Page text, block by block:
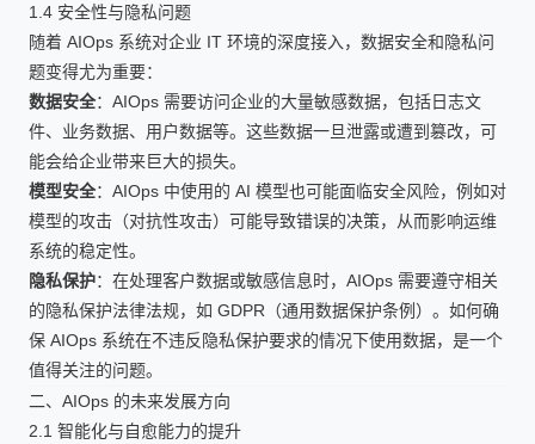
1.4 安全性与隐私问题
随着 AIOps 系统对企业 IT 环境的深度接入，数据安全和隐私问
题变得尤为重要：
数据安全：AIOps 需要访问企业的大量敏感数据，包括日志文
件、业务数据、用户数据等。这些数据一旦泄露或遭到篡改，可
能会给企业带来巨大的损失。
模型安全：AIOps 中使用的 AI 模型也可能面临安全风险，例如对
模型的攻击（对抗性攻击）可能导致错误的决策，从而影响运维
系统的稳定性。
隐私保护：在处理客户数据或敏感信息时，AIOps 需要遵守相关
的隐私保护法律法规，如 GDPR（通用数据保护条例）。如何确
保 AIOps 系统在不违反隐私保护要求的情况下使用数据，是一个
值得关注的问题。
二、AIOps 的未来发展方向
2.1 智能化与自愈能力的提升